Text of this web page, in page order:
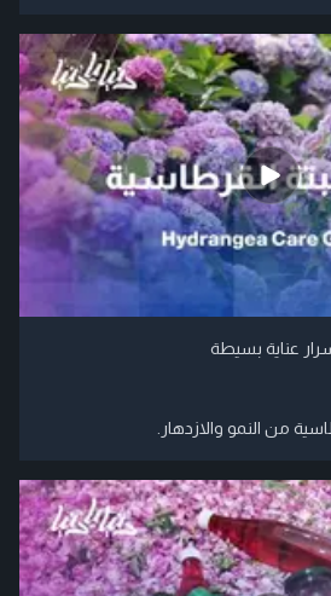
عناية بسيطة
من النمو والازدهار.